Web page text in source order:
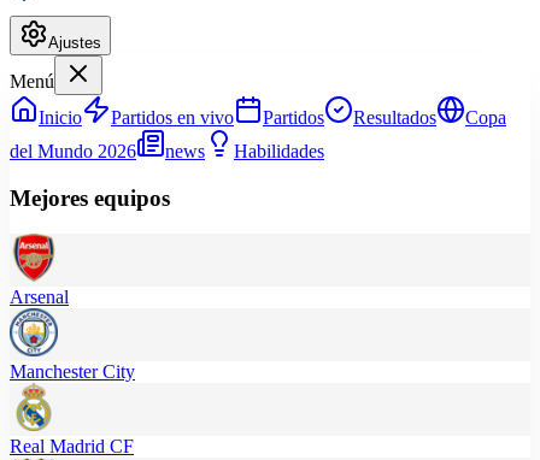
Ajustes
Menú
Inicio
Partidos en vivo Partidos Resultados
Copa
del Mundo 2026
news Habilidades
Mejores equipos
Arsenal
Manchester City
Real Madrid CF